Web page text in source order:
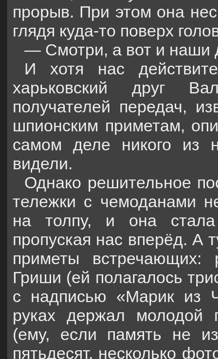
прорыв. При этом она
глядя куда-то поверх
— Смотри, а вот и наши
И хотя нас
харьковский друг
получателей передач,
шпионским приметам,
самом деле никого из
видели.
Однако решительное
тележки с чемоданами
на толпу, и она стала
пропуская нас вперёд. А
приметы встречающих:
Гриши (ей полагалось
с надписью «Марик из
руках держал молодой
(ему, если память не
пятьдесят, несколько